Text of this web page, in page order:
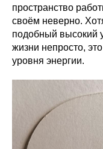
пространство
своём неверно.
подобный высокий
жизни непросто,
уровня энергии.